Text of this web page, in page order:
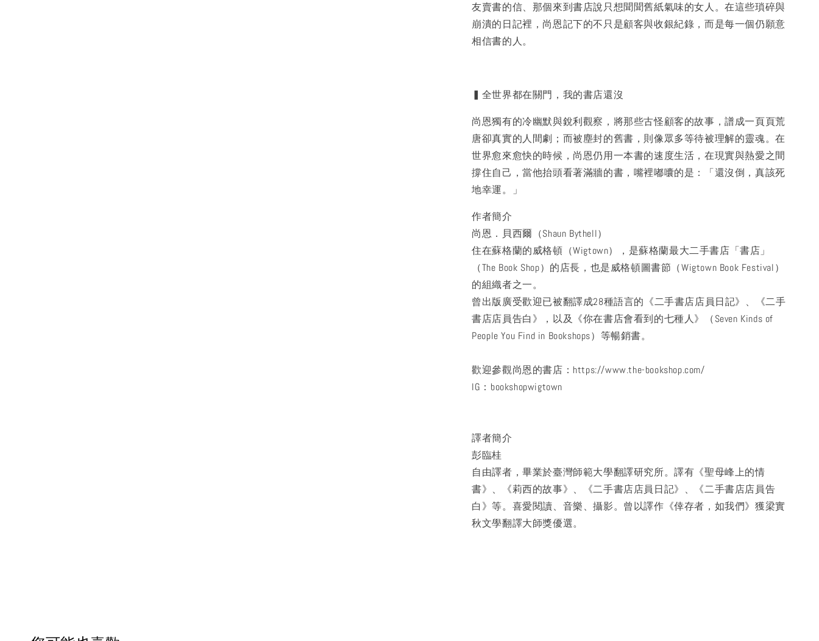
友賣書的信、那個來到書店說只想聞聞舊紙氣味的女人。在這些瑣碎與
崩潰的日記裡，尚恩記下的不只是顧客與收銀紀錄，而是每一個仍願意
相信書的人。
▍全世界都在關門，我的書店還沒
尚恩獨有的冷幽默與銳利觀察，將那些古怪顧客的故事，譜成一頁頁荒
唐卻真實的人間劇；而被塵封的舊書，則像眾多等待被理解的靈魂。在
世界愈來愈快的時候，尚恩仍用一本書的速度生活，在現實與熱愛之間
撐住自己，當他抬頭看著滿牆的書，嘴裡嘟囔的是：「還沒倒，真該死
地幸運。」
作者簡介
尚恩．貝西爾（Shaun Bythell）
住在蘇格蘭的威格頓（Wigtown），是蘇格蘭最大二手書店「書店」
（The Book Shop）的店長，也是威格頓圖書節（Wigtown Book Festival）
的組織者之一。
曾出版廣受歡迎已被翻譯成28種語言的《二手書店店員日記》、《二手
書店店員告白》，以及《你在書店會看到的七種人》（Seven Kinds of
People You Find in Bookshops）等暢銷書。
歡迎參觀尚恩的書店：https://www.the-bookshop.com/
IG：bookshopwigtown
譯者簡介
彭臨桂
自由譯者，畢業於臺灣師範大學翻譯研究所。譯有《聖母峰上的情
書》、《莉西的故事》、《二手書店店員日記》、《二手書店店員告
白》等。喜愛閱讀、音樂、攝影。曾以譯作《倖存者，如我們》獲梁實
秋文學翻譯大師獎優選。